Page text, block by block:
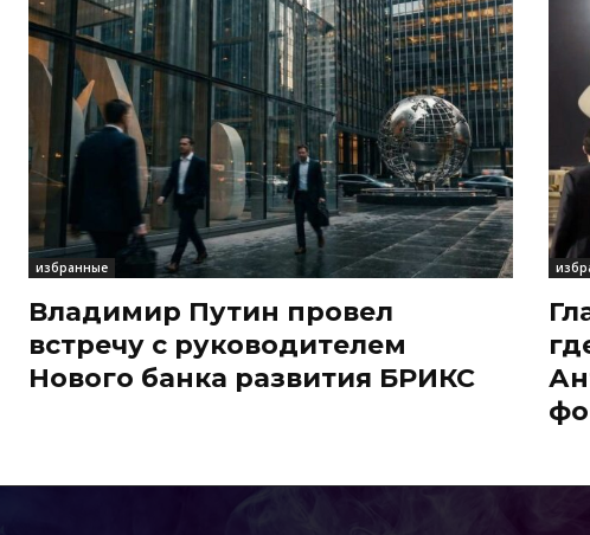
избранные
Владимир Путин провел
встречу с руководителем
Нового банка развития БРИКС